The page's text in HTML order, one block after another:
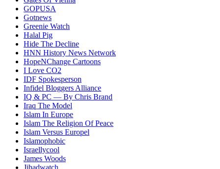
GOPUSA
Gotnews
Greenie Watch
Halal Pig
Hide The Decline
HNN History News Network
HopeNChange Cartoons
I Love CO2
IDF Spokesperson
Infidel Bloggers Alliance
IQ & PC — By Chris Brand
Iraq The Model
Islam In Europe
Islam The Religion Of Peace
Islam Versus Europel
Islamophobic
Israellycool
James Woods